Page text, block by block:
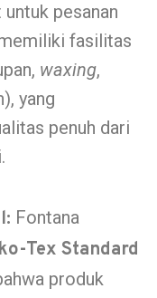
pesanan
fasilitas
waxing,
yang
penuh dari
Fontana
Tex Standard
produk